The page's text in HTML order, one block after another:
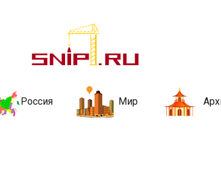
и
стройкой рубрики
Россия Мир